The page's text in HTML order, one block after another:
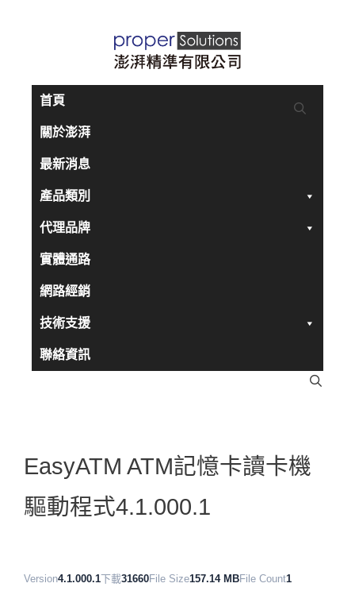
首頁
關於澎湃
最新消息
產品類別
代理品牌
實體通路
網路經銷
技術支援
聯絡資訊
EasyATM ATM記憶卡讀卡機
驅動程式4.1.000.1
Version4.1.000.1下載31660File Size157.14 MBFile Count1